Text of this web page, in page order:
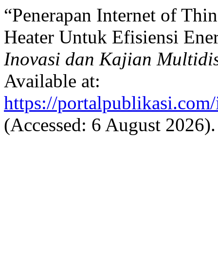
“Penerapan Internet of
Heater Untuk Efisiensi
Inovasi dan Kajian
Available at:
https://
(Accessed: 6 August 2026).